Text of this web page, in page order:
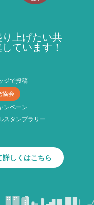
り上げたい共
ています！
ジで投稿
会
ンペーン
スタンプラリー
詳しくはこちら